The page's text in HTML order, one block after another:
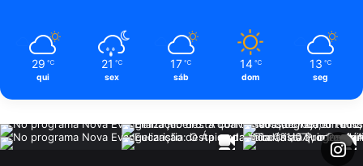
29 ℃
qui
21 ℃
sex
17 ℃
sáb
14 ℃
dom
13 ℃
seg